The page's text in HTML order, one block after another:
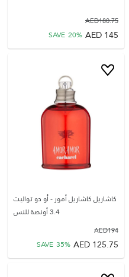
180.75
AED
145
AED
SAVE 20%
كاشاريل كاشاريل أمور - أو دو تواليت
3.4 أونصة للنس
194
AED
125.75
AED
SAVE 35%